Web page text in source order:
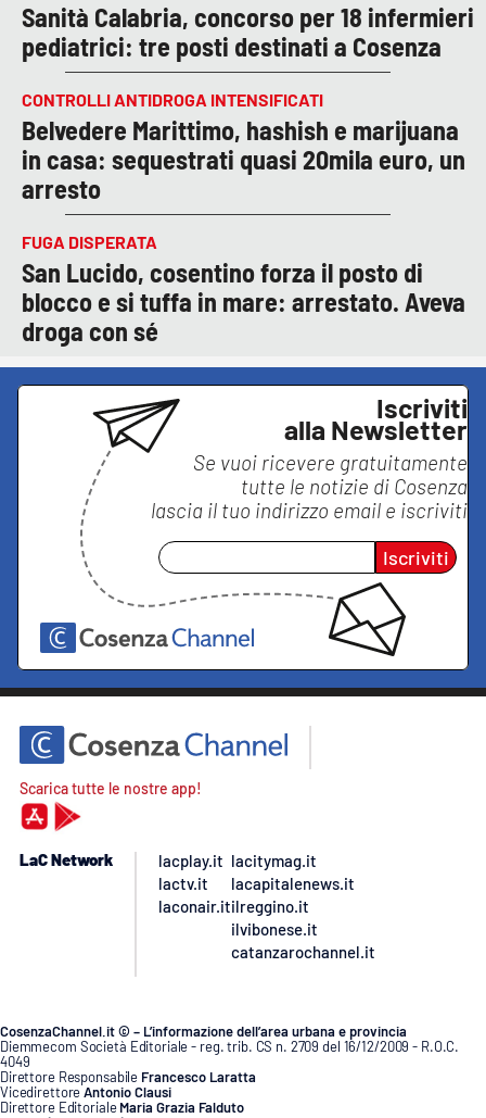
Sanità Calabria, concorso per 18 infermieri
pediatrici: tre posti destinati a Cosenza
CONTROLLI ANTIDROGA INTENSIFICATI
Belvedere Marittimo, hashish e marijuana
in casa: sequestrati quasi 20mila euro, un
arresto
FUGA DISPERATA
San Lucido, cosentino forza il posto di
blocco e si tuffa in mare: arrestato. Aveva
droga con sé
Iscriviti
alla Newsletter
Se vuoi ricevere gratuitamente
tutte le notizie di Cosenza
lascia il tuo indirizzo email e iscriviti
Iscriviti
Scarica tutte le nostre app!
LaC Network
lacplay.it
lactv.it
laconair.it
lacitymag.it
lacapitalenews.it
ilreggino.it
ilvibonese.it
catanzarochannel.it
CosenzaChannel.it © – L’informazione dell’area urbana e provincia
Diemmecom Società Editoriale - reg. trib. CS n. 2709 del 16/12/2009 - R.O.C.
4049
Direttore Responsabile Francesco Laratta
VicedirettoreAntonio Clausi
Direttore Editoriale Maria Grazia Falduto